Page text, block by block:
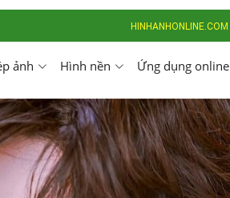
HINHANHONLINE.COM
ảnh Hình nền Ứng dụng online